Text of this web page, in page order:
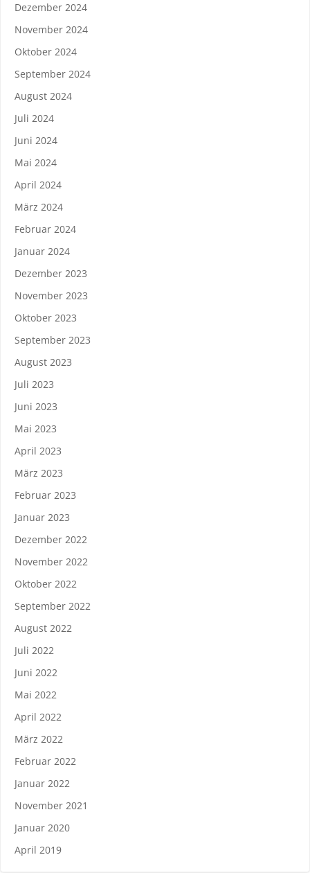
Dezember 2024
November 2024
Oktober 2024
September 2024
August 2024
Juli 2024
Juni 2024
Mai 2024
April 2024
März 2024
Februar 2024
Januar 2024
Dezember 2023
November 2023
Oktober 2023
September 2023
August 2023
Juli 2023
Juni 2023
Mai 2023
April 2023
März 2023
Februar 2023
Januar 2023
Dezember 2022
November 2022
Oktober 2022
September 2022
August 2022
Juli 2022
Juni 2022
Mai 2022
April 2022
März 2022
Februar 2022
Januar 2022
November 2021
Januar 2020
April 2019